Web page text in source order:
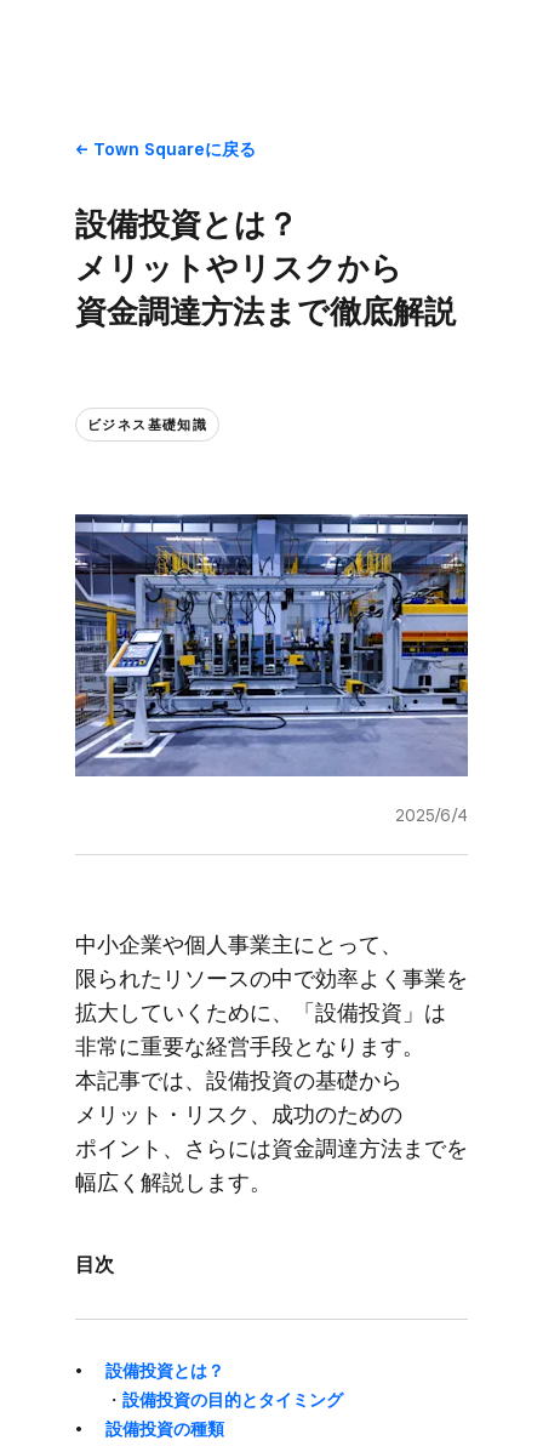
Town Squareに​戻る
設備投資とは？​
メリットやリスクから​
資金調達方​法まで​徹底解説
ビジネス基礎知識
2025/6/4
中​小企業や​個人事業主に​とって、​
限られた​リソースの​中で​効率よく​事業を​
拡大していく​ために、​「設備投資」は​
非常に​重要な​経営手段と​なります。​
本記事では、​設備投資の​基礎から​
メリット・リスク、​成功の​ための​
ポイント、​さらには​資金調達方​法までを​
幅広く​解説します。
目次
設備投資とは？
・ 設備投資の​目的と​タイミング
設備投資の​種類